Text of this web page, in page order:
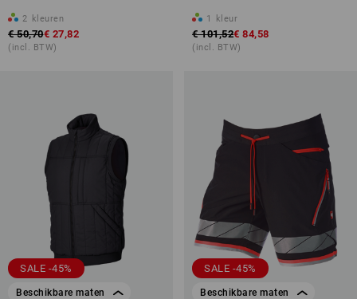
2 kleuren
€ 50,70€ 27,82
(incl. BTW)
1 kleur
€ 101,52€ 84,58
(incl. BTW)
SALE -45%
Beschikbare maten
SALE -45%
Beschikbare maten